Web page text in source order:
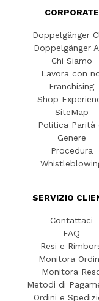
CORPORATE
Doppelgänger
Doppelgänger
Chi Siamo
Lavora con
Franchising
Shop
SiteMap
Politica Parità
Genere
Procedura
SERVIZIO
Contattaci
FAQ
Resi e
Monitora
Monitora
Metodi di
Ordini e